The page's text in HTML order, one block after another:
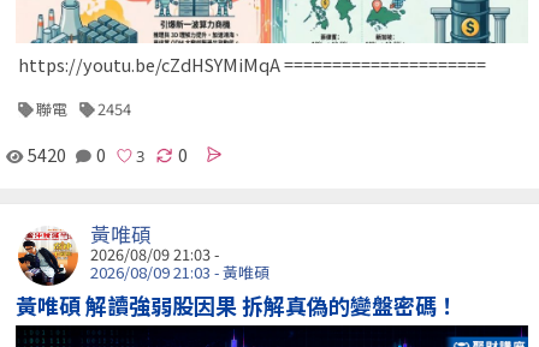
https://youtu.be/cZdHSYMiMqA =====================
聯電 2454
5420 0 0
黃唯碩
2026/08/09 21:03 -
2026/08/09 21:03 - 黃唯碩
黃唯碩 解讀強弱股因果 拆解真偽的變盤密碼！